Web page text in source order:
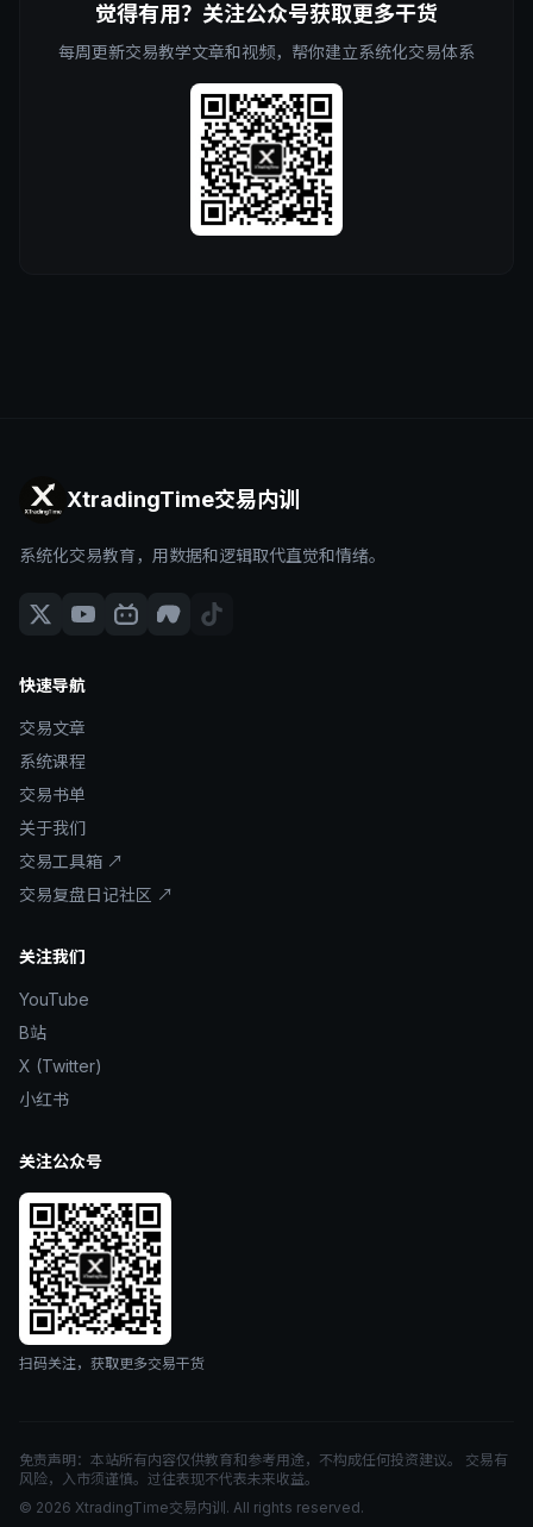
觉得有用？关注公众号获取更多干货
每周更新交易教学文章和视频，帮你建立系统化交易体系
XtradingTime交易内训
系统化交易教育，用数据和逻辑取代直觉和情绪。
快速导航
交易文章
系统课程
交易书单
关于我们
交易工具箱 ↗
交易复盘日记社区 ↗
关注我们
YouTube
B站
X (Twitter)
小红书
关注公众号
扫码关注，获取更多交易干货
免责声明：本站所有内容仅供教育和参考用途，不构成任何投资建议。 交易有
风险，入市须谨慎。过往表现不代表未来收益。
© 2026 XtradingTime交易内训. All rights reserved.